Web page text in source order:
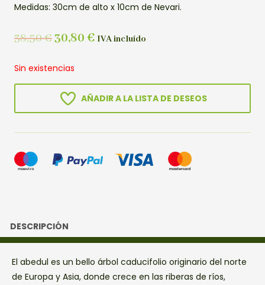
Medidas: 30cm de alto x 10cm de Nevari.
38,50€30,80 € IVA incluído
Sin existencias
AÑADIR A LA LISTA DE DESEOS
DESCRIPCIÓN
El abedul es un bello árbol caducifolio originario del norte
de Europa y Asia, donde crece en las riberas de ríos,